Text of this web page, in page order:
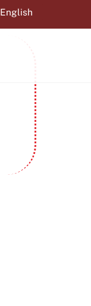
English